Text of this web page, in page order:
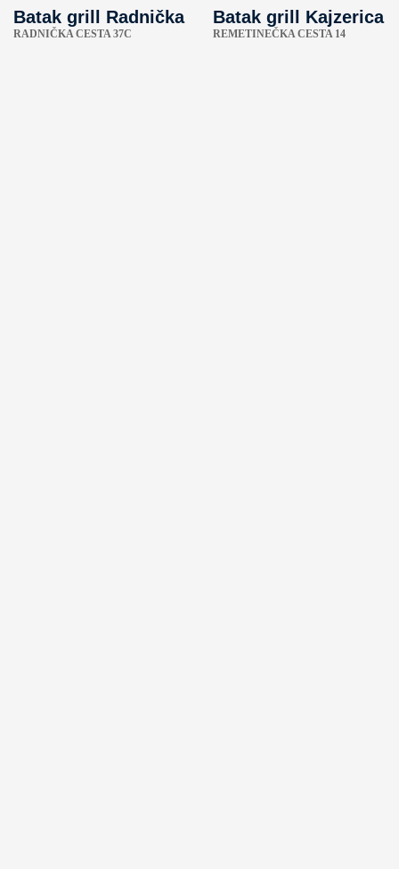
Batak grill Radnička
RADNIČKA CESTA 37C
Batak grill Kajzerica
REMETINEČKA CESTA 14